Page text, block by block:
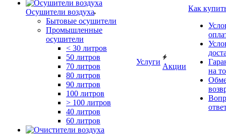
Осушители воздуха
Бытовые осушители
Промышленные
осушители
< 30 литров
50 литров
70 литров
80 литров
90 литров
100 литров
> 100 литров
40 литров
60 литров
Услуги
Акции
Как
на